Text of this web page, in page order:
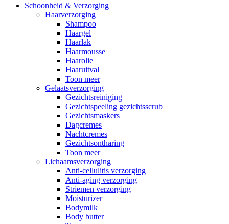
Schoonheid & Verzorging
Haarverzorging
Shampoo
Haargel
Haarlak
Haarmousse
Haarolie
Haaruitval
Toon meer
Gelaatsverzorging
Gezichtsreiniging
Gezichtspeeling gezichtsscrub
Gezichtsmaskers
Dagcremes
Nachtcremes
Gezichtsontharing
Toon meer
Lichaamsverzorging
Anti-cellulitis verzorging
Anti-aging verzorging
Striemen verzorging
Moisturizer
Bodymilk
Body butter